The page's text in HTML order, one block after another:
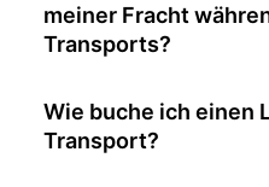
meiner Fracht
Transports?
Wie buche ich einen
Transport?